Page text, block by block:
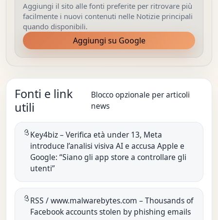
Aggiungi il sito alle fonti preferite per ritrovare più
facilmente i nuovi contenuti nelle Notizie principali
quando disponibili.
Aggiungi su Google
Fonti e link
utili
Blocco opzionale per articoli
news
Key4biz – Verifica età under 13, Meta
introduce l’analisi visiva AI e accusa Apple e
Google: “Siano gli app store a controllare gli
utenti”
RSS / www.malwarebytes.com – Thousands of
Facebook accounts stolen by phishing emails